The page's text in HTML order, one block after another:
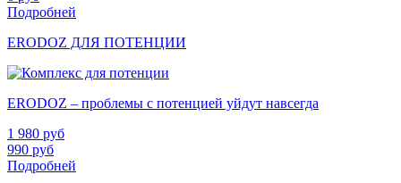
Подробней
ERODOZ ДЛЯ ПОТЕНЦИИ
ERODOZ – проблемы с потенцией уйдут навсегда
1 980 руб
990 руб
Подробней